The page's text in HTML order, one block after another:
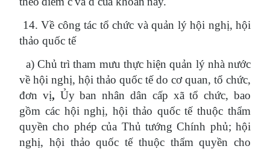
14. Về công tác tổ chức và quản lý hội nghị, hội
thảo quốc tế
a) Chủ trì tham mưu thực hiện quản lý nhà nước
về hội nghị, hội thảo quốc tế do cơ quan, tổ chức,
đơn vị, Ủy ban nhân dân cấp xã tổ chức, bao
gồm các hội nghị, hội thảo quốc tế thuộc thẩm
quyền cho phép của Thủ tướng Chính phủ; hội
nghị, hội thảo quốc tế thuộc thẩm quyền cho